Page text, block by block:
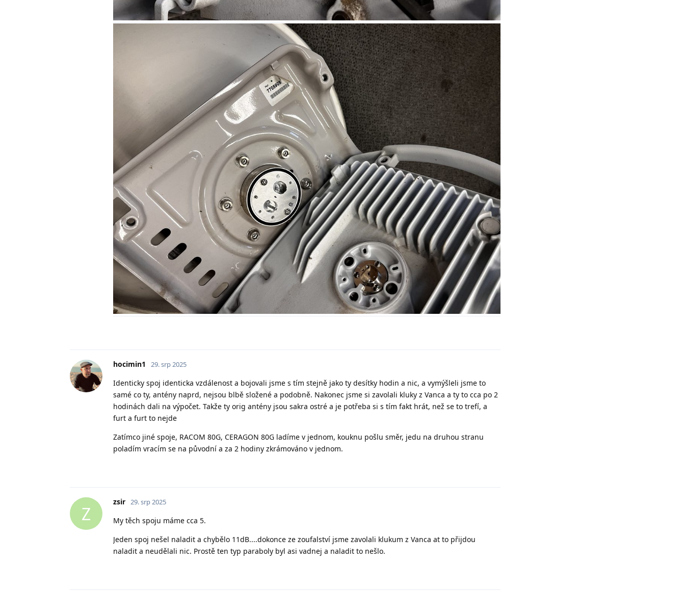
hocimin1 29. srp 2025
Identicky spoj identicka vzdálenost a bojovali jsme s tím stejně jako ty desítky hodin a nic, a vymýšleli jsme to
samé co ty, antény naprd, nejsou blbě složené a podobně. Nakonec jsme si zavolali kluky z Vanca a ty to cca po 2
hodinách dali na výpočet. Takže ty orig antény jsou sakra ostré a je potřeba si s tím fakt hrát, než se to trefí, a
furt a furt to nejde
Zatímco jiné spoje, RACOM 80G, CERAGON 80G ladíme v jednom, kouknu pošlu směr, jedu na druhou stranu
poladím vracím se na původní a za 2 hodiny zkrámováno v jednom.
Z
zsir 29. srp 2025
My těch spoju máme cca 5.
Jeden spoj nešel naladit a chybělo 11dB....dokonce ze zoufalství jsme zavolali klukum z Vanca at to přijdou
naladit a neudělali nic. Prostě ten typ paraboly byl asi vadnej a naladit to nešlo.